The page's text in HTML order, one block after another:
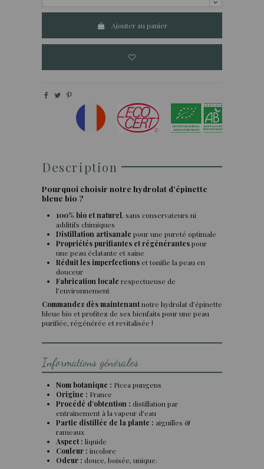
Ajouter au panier
Description
Pourquoi choisir notre hydrolat d’épinette
bleue bio ?
100% bio et naturel, sans conservateurs ni
additifs chimiques
Distillation artisanale pour une pureté optimale
Propriétés purifiantes et régénérantespour
une peau éclatante et saine
Réduit les imperfections et tonifie la peau en
douceur
Fabrication locale respectueuse de
l’environnement
Commandez dès maintenantnotre hydrolat d’épinette
bleue bio et profitez de ses bienfaits pour une peau
purifiée, régénérée et revitalisée !
Informations générales
Nom botanique : Picea pungens
Origine : France
Procédé d’obtention : distillation par
entraînement à la vapeur d'eau
Partie distillée de la plante : aiguilles &
rameaux
Aspect : liquide
Couleur : incolore
Odeur : douce, boisée, unique.